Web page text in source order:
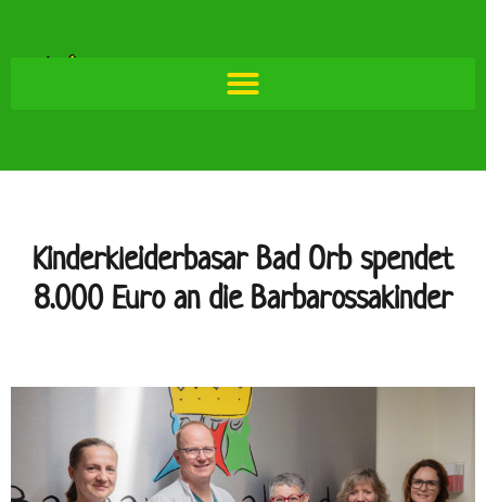
Kinderkleiderbasar Bad Orb spendet
8.000 Euro an die Barbarossakinder